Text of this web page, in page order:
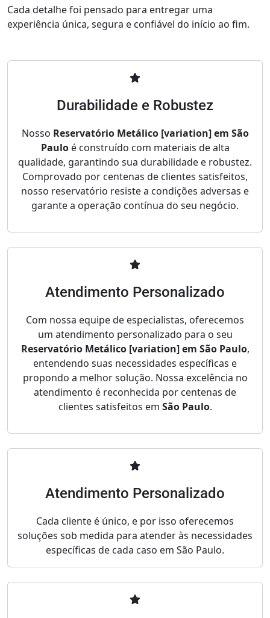
Cada detalhe foi pensado para entregar uma
experiência única, segura e confiável do início ao fim.
Durabilidade e Robustez
Nosso Reservatório Metálico [variation] em São
Pauloé construído com materiais de alta
qualidade, garantindo sua durabilidade e robustez.
Comprovado por centenas de clientes satisfeitos,
nosso reservatório resiste a condições adversas e
garante a operação contínua do seu negócio.
Atendimento Personalizado
Com nossa equipe de especialistas, oferecemos
um atendimento personalizado para o seu
Reservatório Metálico [variation] em São Paulo,
entendendo suas necessidades específicas e
propondo a melhor solução. Nossa excelência no
atendimento é reconhecida por centenas de
clientes satisfeitos em São Paulo.
Atendimento Personalizado
Cada cliente é único, e por isso oferecemos
soluções sob medida para atender às necessidades
específicas de cada caso em São Paulo.